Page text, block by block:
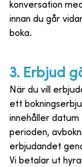
konversation
innan du går
boka.
3. Erbjud
När du vill
ett
innehåller
perioden,
erbjudandet
Vi betalar ut